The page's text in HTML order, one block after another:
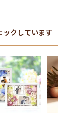
待ちにして
ックしています